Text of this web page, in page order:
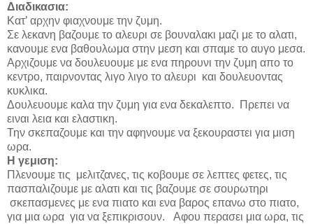
Διαδικασια:
Κατ’ αρχην φιαχνουμε την ζυμη.
Σε λεκανη βαζουμε το αλευρι σε βουναλακι μαζι με το αλατι,
κανουμε ενα βαθουλωμα στην μεση και σπαμε το αυγο μεσα.
Αρχιζουμε να δουλευουμε με ενα πηρουνι την ζυμη απο το
κεντρο, παιρνοντας λιγο λιγο το αλευρι και δουλευοντας
κυκλικα.
Δουλευουμε καλα την ζυμη για ενα δεκαλεπτο. Πρεπει να
ειναι λεια και ελαστικη.
Την σκεπαζουμε και την αφηνουμε να ξεκουραστει για μιση
ωρα.
Η γεμιση:
Πλενουμε τις μελιτζανες, τις κοβουμε σε λεπτες φετες, τις
πασπαλιζουμε με αλατι και τις βαζουμε σε σουρωτηρι
σκεπασμενες με ενα πιατο και ενα βαρος επανω στο πιατο,
για μια ωρα για να ξεπικρισουν. Αφου περασει μια ωρα, τις